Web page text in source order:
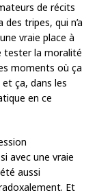
de récits
tripes, qui n’a
vraie place à
tester la moralité
moments où ça
ça, dans les
en ce
avec une vraie
aussi
Et